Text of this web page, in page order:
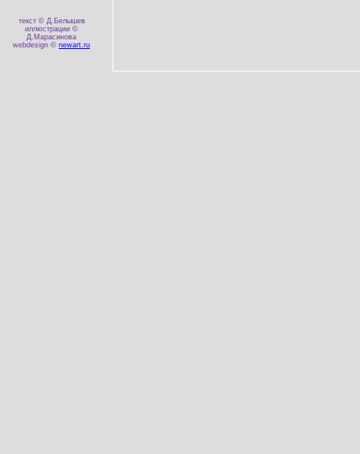
текст © Д.Белышев
иллюстрации ©
Д.Марасинова
webdesign © newart.ru